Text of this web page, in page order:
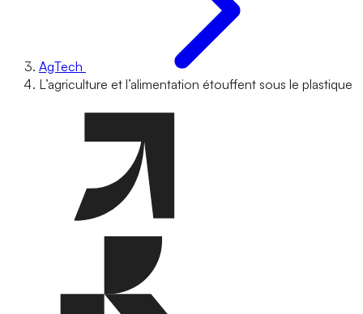
AgTech
L’agriculture et l’alimentation étouffent sous le plastique